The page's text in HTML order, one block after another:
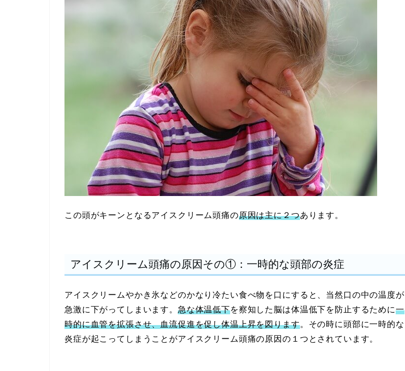
この頭がキーンとなるアイスクリーム頭痛の原因は主に２つあります。
アイスクリーム頭痛の原因その①：一時的な頭部の炎症
アイスクリームやかき氷などのかなり冷たい食べ物を口にすると、当然口の中の温度が
急激に下がってしまいます。 急な体温低下を察知した脳は体温低下を防止するために一
時的に血管を拡張させ、血流促進を促し体温上昇を図ります。その時に頭部に一時的な
炎症が起こってしまうことがアイスクリーム頭痛の原因の１つとされています。